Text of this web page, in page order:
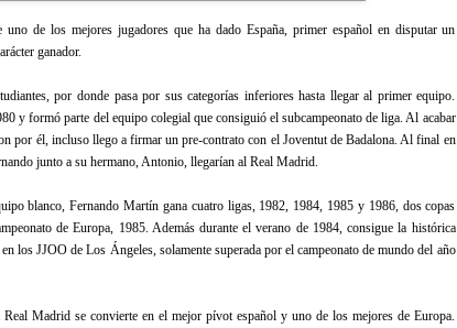
uno de los mejores jugadores que ha dado España, primer español en disputar un
ganador.
por donde pasa por sus categorías inferiores hasta llegar al primer equipo.
y formó parte del equipo colegial que consiguió el subcampeonato de liga. Al acabar
por él, incluso llego a firmar un pre-contrato con el Joventut de Badalona. Al final en
junto a su hermano, Antonio, llegarían al Real Madrid.
blanco, Fernando Martín gana cuatro ligas, 1982, 1984, 1985 y 1986, dos copas
de Europa, 1985. Además durante el verano de 1984, consigue la histórica
los JJOO de Los Ángeles, solamente superada por el campeonato de mundo del año
Madrid se convierte en el mejor pívot español y uno de los mejores de Europa.